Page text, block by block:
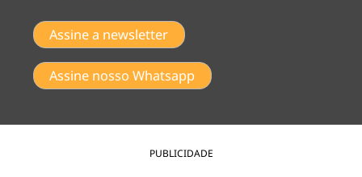
Assine a newsletter
Assine nosso Whatsapp
PUBLICIDADE